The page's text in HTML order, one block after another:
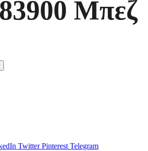
Μπεζ
Twitter Pinterest Telegram